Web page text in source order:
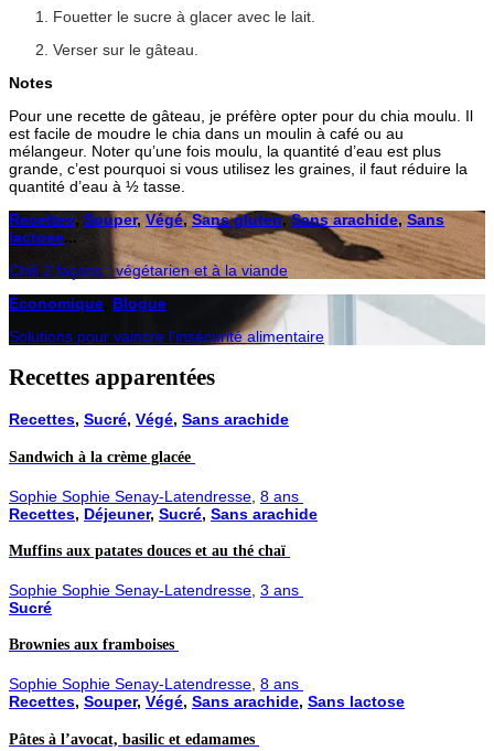
Fouetter le sucre à glacer avec le lait.
Verser sur le gâteau.
Notes
Pour une recette de gâteau, je préfère opter pour du chia moulu. Il
est facile de moudre le chia dans un moulin à café ou au
mélangeur. Noter qu’une fois moulu, la quantité d’eau est plus
grande, c’est pourquoi si vous utilisez les graines, il faut réduire la
quantité d’eau à ½ tasse.
Recettes, Souper, Végé,Sans gluten,Sans arachide, Sans
lactose...
Chili 2 façons : végétarien et à la viande
Économique Blogue
Solutions pour vaincre l'insécurité alimentaire
Recettes apparentées
Recettes, Sucré, Végé, Sans arachide
Sandwich à la crème glacée
Sophie Sophie Senay-Latendresse 8 ans
Recettes, Déjeuner, Sucré, Sans arachide
Muffins aux patates douces et au thé chaï
Sophie Sophie Senay-Latendresse 3 ans
Sucré
Brownies aux framboises
Sophie Sophie Senay-Latendresse 8 ans
Recettes, Souper, Végé, Sans arachide, Sans lactose
Pâtes à l’avocat, basilic et edamames